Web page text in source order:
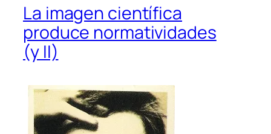
La imagen científica
produce normatividades
(y II)